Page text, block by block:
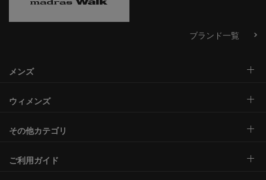
ブランド一覧
メンズ
ウィメンズ
その他カテゴリ
ご利用ガイド